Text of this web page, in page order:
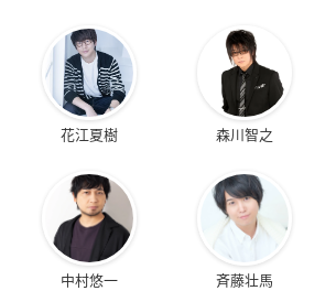
花江夏樹 森川智之
中村悠一 斉藤壮馬